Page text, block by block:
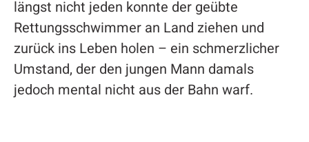
längst nicht jeden konnte der geübte
Rettungsschwimmer an Land ziehen und
zurück ins Leben holen – ein schmerzlicher
Umstand, der den jungen Mann damals
jedoch mental nicht aus der Bahn warf.